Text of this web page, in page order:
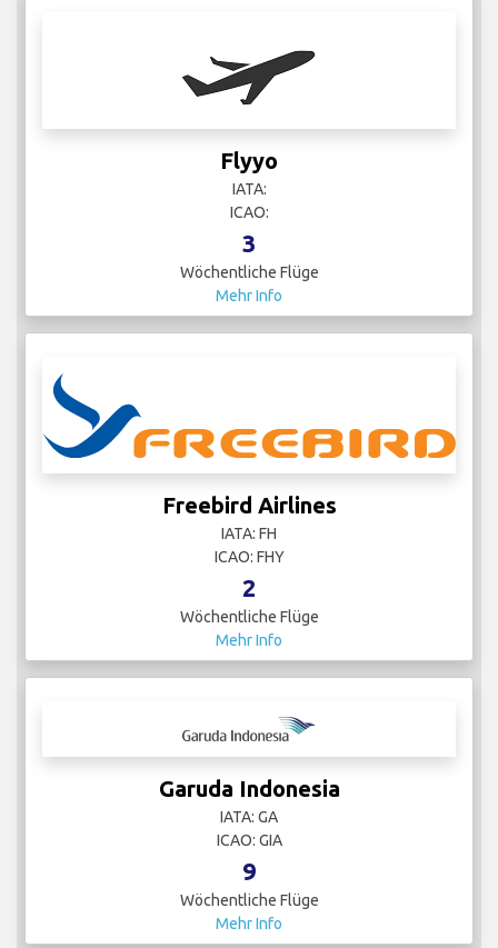
Flyyo
IATA:
ICAO:
3
Wöchentliche Flüge
Mehr Info
Freebird Airlines
IATA: FH
ICAO: FHY
2
Wöchentliche Flüge
Mehr Info
Garuda Indonesia
IATA: GA
ICAO: GIA
9
Wöchentliche Flüge
Mehr Info